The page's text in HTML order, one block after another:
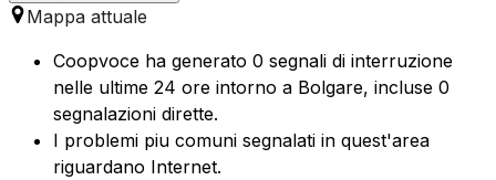
Mappa attuale
Coopvoce ha generato 0 segnali di interruzione
nelle ultime 24 ore intorno a Bolgare, incluse 0
segnalazioni dirette.
I problemi piu comuni segnalati in quest'area
riguardano Internet.